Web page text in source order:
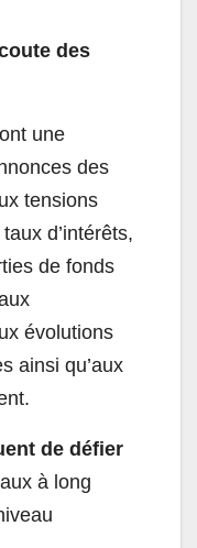
des
une
des
tensions
d’intérêts,
de fonds
évolutions
ainsi qu’aux
de défier
à long